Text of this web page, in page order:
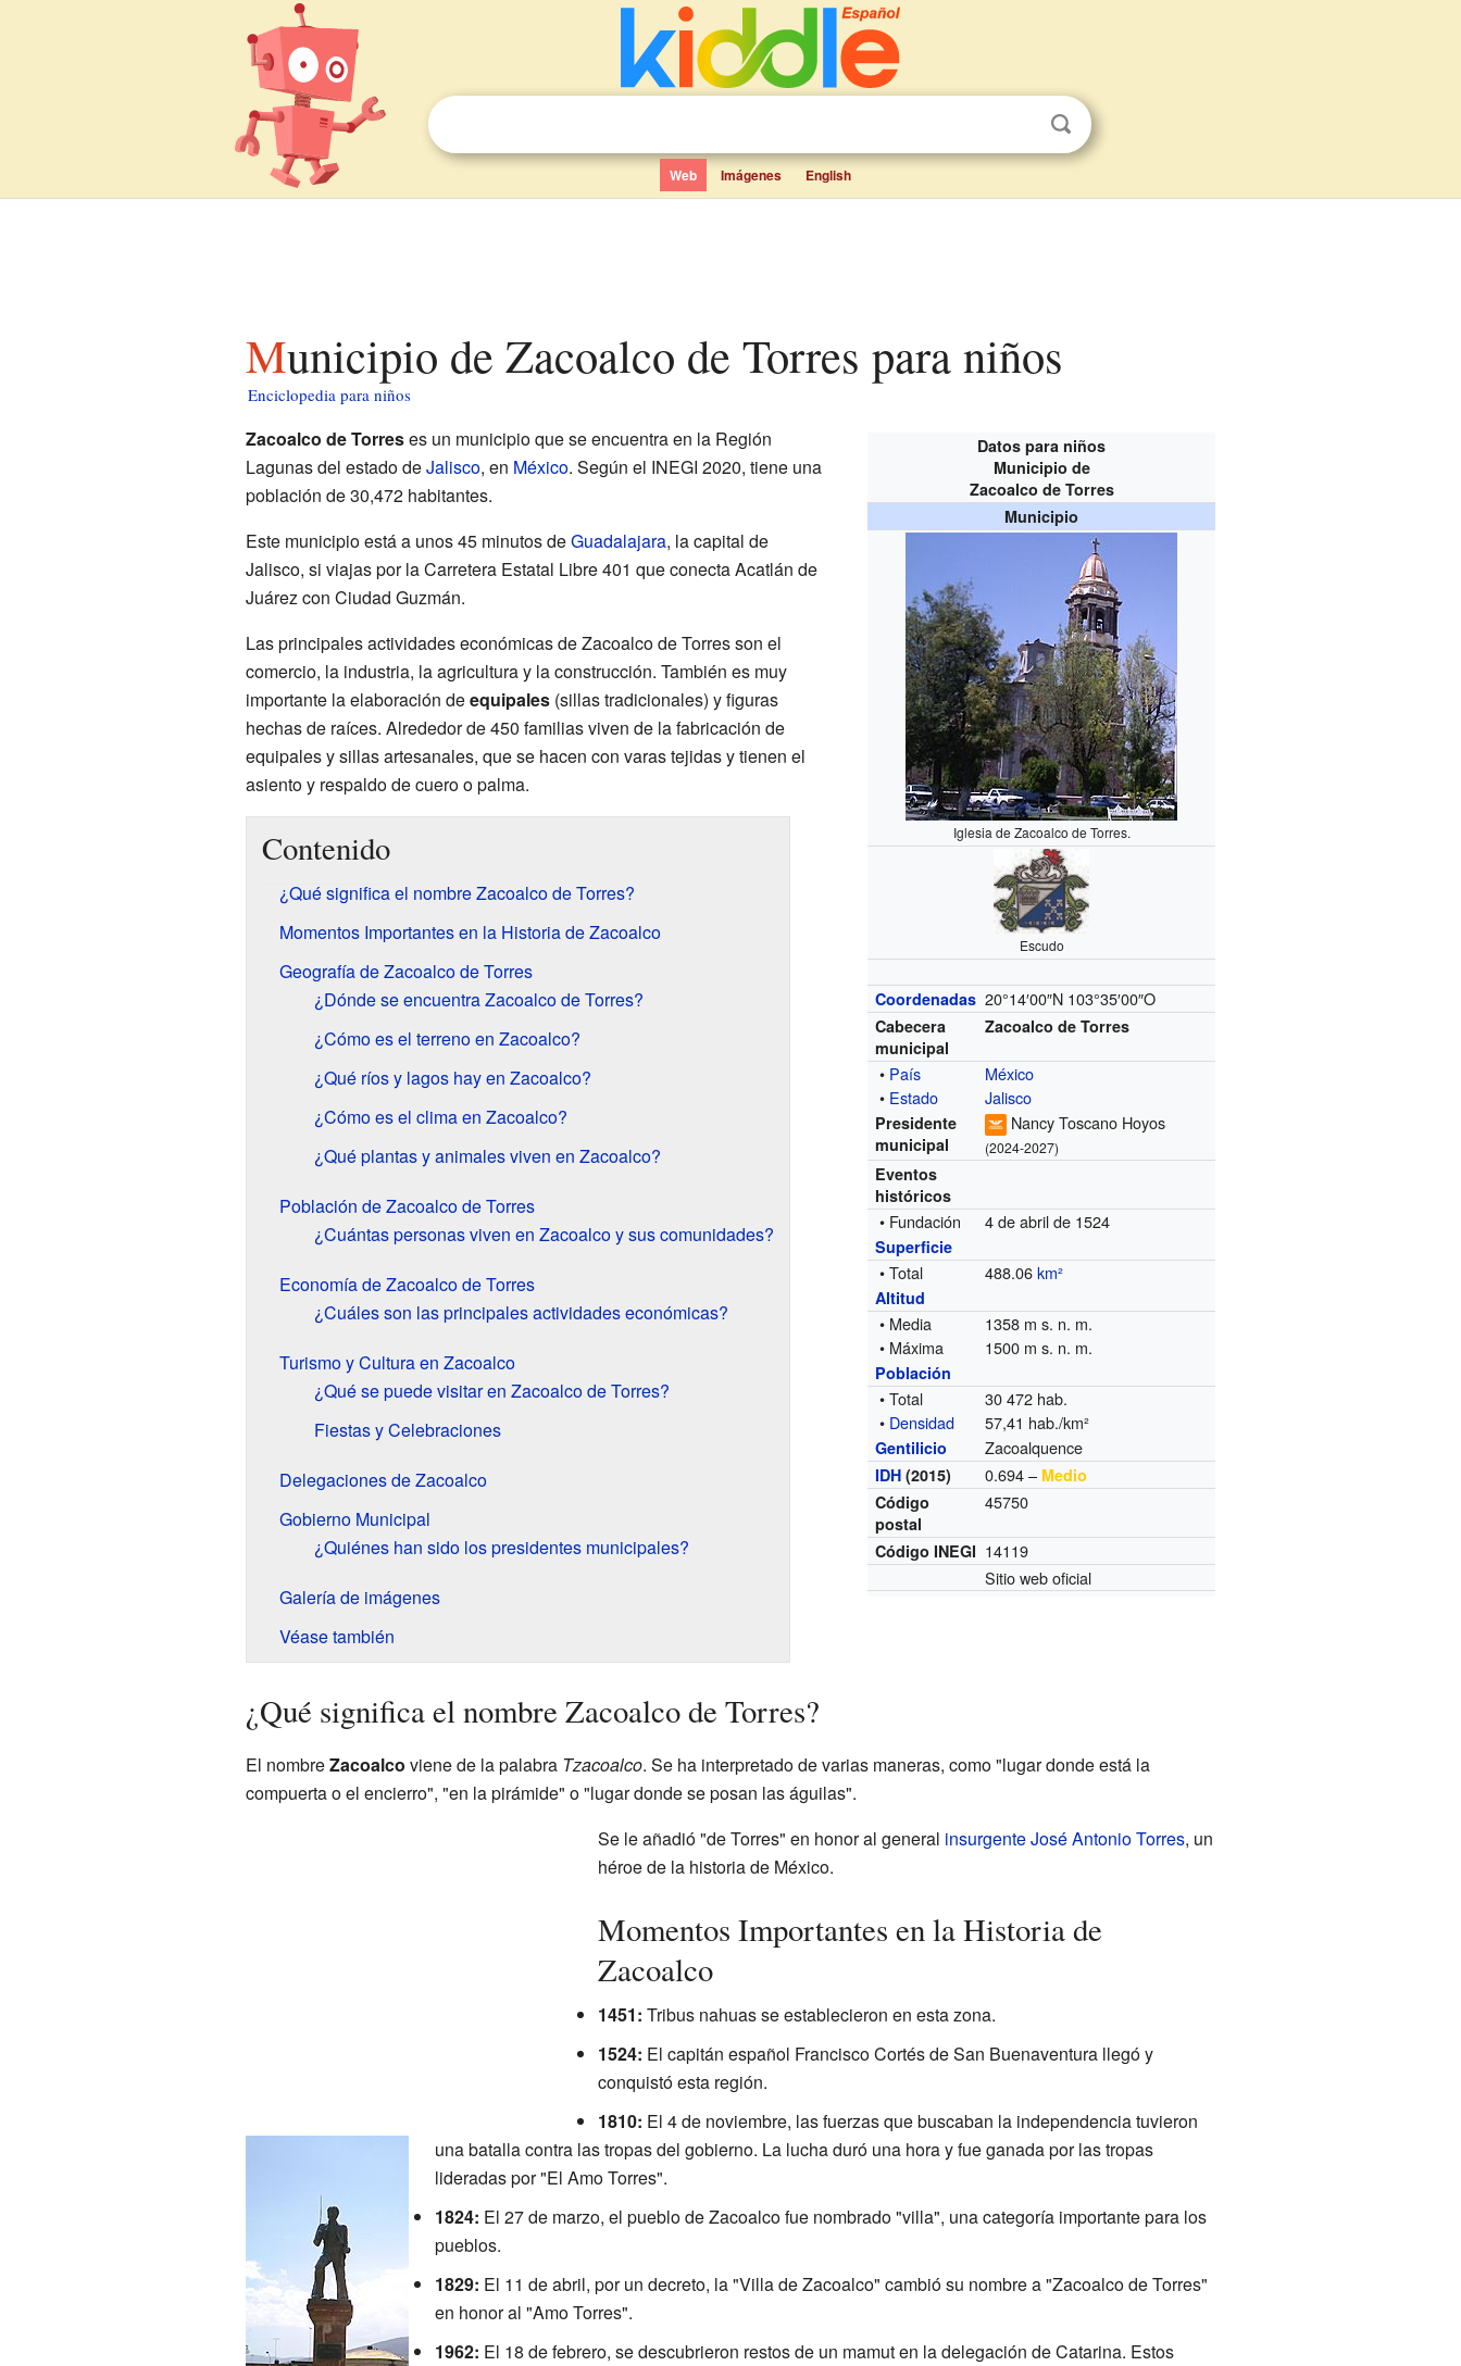
Web Imágenes English
Municipio de Zacoalco de Torres para niños
Enciclopedia para niños
Datos para niños
Municipio de
Zacoalco de Torres
Municipio
Iglesia de Zacoalco de Torres.
Escudo
Coordenadas 20°14′00″N 103°35′00″O
Cabecera
municipal
Zacoalco de Torres
• País
México
• Estado Jalisco
Presidente
municipal
Nancy Toscano Hoyos
(2024-2027)
Eventos
históricos
• Fundación 4 de abril de 1524
Superficie
• Total 488.06km²
Altitud
• Media
1358 m s. n. m.
• Máxima
1500 m s. n. m.
Población
• Total
30 472 hab.
• Densidad 57,41 hab./km²
Gentilicio Zacoalquence
IDH (2015) 0.694 – Medio
Código
postal
45750
Código INEGI 14119
Sitio web oficial
Zacoalco de Torreses un municipio que se encuentra en la Región
Lagunas del estado deJalisco, en México. Según el INEGI 2020, tiene una
población de 30,472 habitantes.
Este municipio está a unos 45 minutos deGuadalajara, la capital de
Jalisco, si viajas por la Carretera Estatal Libre 401 que conecta Acatlán de
Juárez con Ciudad Guzmán.
Las principales actividades económicas de Zacoalco de Torres son el
comercio, la industria, la agricultura y la construcción. También es muy
importante la elaboración deequipales(sillas tradicionales) y figuras
hechas de raíces. Alrededor de 450 familias viven de la fabricación de
equipales y sillas artesanales, que se hacen con varas tejidas y tienen el
asiento y respaldo de cuero o palma.
Contenido
¿Qué significa el nombre Zacoalco de Torres?
Momentos Importantes en la Historia de Zacoalco
Geografía de Zacoalco de Torres
¿Dónde se encuentra Zacoalco de Torres?
¿Cómo es el terreno en Zacoalco?
¿Qué ríos y lagos hay en Zacoalco?
¿Cómo es el clima en Zacoalco?
¿Qué plantas y animales viven en Zacoalco?
Población de Zacoalco de Torres
¿Cuántas personas viven en Zacoalco y sus comunidades?
Economía de Zacoalco de Torres
¿Cuáles son las principales actividades económicas?
Turismo y Cultura en Zacoalco
¿Qué se puede visitar en Zacoalco de Torres?
Fiestas y Celebraciones
Delegaciones de Zacoalco
Gobierno Municipal
¿Quiénes han sido los presidentes municipales?
Galería de imágenes
Véase también
¿Qué significa el nombre Zacoalco de Torres?
El nombreZacoalco viene de la palabra Tzacoalco. Se ha interpretado de varias maneras, como "lugar donde está la
compuerta o el encierro", "en la pirámide" o "lugar donde se posan las águilas".
Se le añadió "de Torres" en honor al general insurgenteJosé Antonio Torres, un
héroe de la historia de México.
Momentos Importantes en la Historia de
Zacoalco
1451: Tribus nahuas se establecieron en esta zona.
1524: El capitán español Francisco Cortés de San Buenaventura llegó y
conquistó esta región.
1810: El 4 de noviembre, las fuerzas que buscaban la independencia tuvieron
una batalla contra las tropas del gobierno. La lucha duró una hora y fue ganada por las tropas
lideradas por "El Amo Torres".
1824: El 27 de marzo, el pueblo de Zacoalco fue nombrado "villa", una categoría importante para los
pueblos.
1829: El 11 de abril, por un decreto, la "Villa de Zacoalco" cambió su nombre a "Zacoalco de Torres"
en honor al "Amo Torres".
1962: El 18 de febrero, se descubrieron restos de un mamut en la delegación de Catarina. Estos